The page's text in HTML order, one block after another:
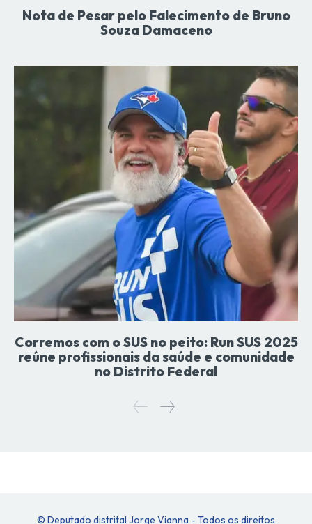
Nota de Pesar pelo Falecimento de Bruno
Souza Damaceno
Corremos com o SUS no peito: Run SUS 2025
reúne profissionais da saúde e comunidade
no Distrito Federal
© Deputado distrital Jorge Vianna - Todos os direitos